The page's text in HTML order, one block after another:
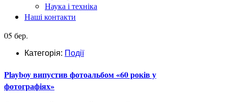
Наука і техніка
Наші контакти
05 бер.
Категорія: Події
Playboy випустив фотоальбом «60 років у
фотографіях»